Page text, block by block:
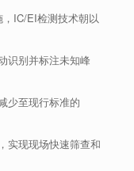
IC/EI检测技术朝以
识别并标注未知峰
少至现行标准的
实现现场快速筛查和